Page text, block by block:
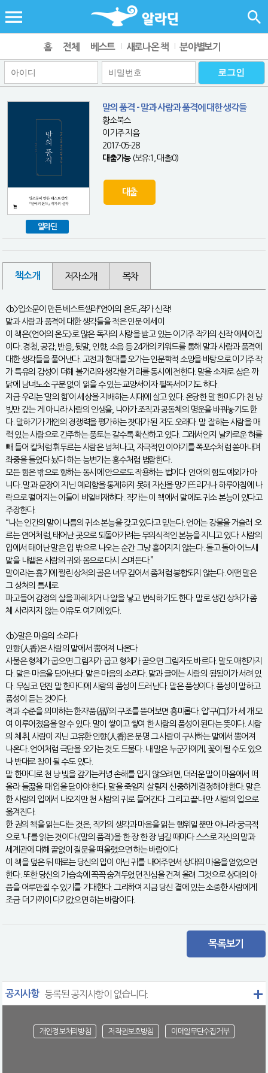
홈 전체 베스트 새로나온 책 분야별보기
알라딘
말의 품격 - 말과 사람과 품격에 대한 생각들
황소북스
이기주 지음
2017-05-28
대출가능(보유:1, 대출:0)
대출
책소개 저자소개 목차
<b>입소문이 만든 베스트셀러『언어의 온도』작가 신작!
말과 사람과 품격에 대한 생각들을 적은 인문 에세이
이 책은《언어의 온도》로 많은 독자의 사랑을 받고 있는 이기주 작가의 신작 에세이집
이다. 경청, 공감, 반응, 뒷말, 인향, 소음 등 24개의 키워드를 통해 말과 사람과 품격에
대한 생각들을 풀어낸다. 고전과 현대를 오가는 인문학적 소양을 바탕으로 이기주 작
가 특유의 감성이 더해 볼거리와 생각할 거리를 동시에 전한다. 말을 소재로 삼은 까
닭에 남녀노소 구분 없이 읽을 수 있는 교양서이자 필독서이기도 하다.
지금 우리는 ‘말의 힘’이 세상을 지배하는 시대에 살고 있다. 온당한 말 한마디가 천 냥
빚만 갚는 게 아니라 사람의 인생을, 나아가 조직과 공동체의 명운을 바꿔놓기도 한
다. 말하기가 개인의 경쟁력을 평가하는 잣대가 된 지도 오래다. 말 잘하는 사람을 매
력 있는 사람으로 간주하는 풍토는 갈수록 확산하고 있다. 그래서인지 날카로운 혀를
빼 들어 칼처럼 휘두르는 사람은 넘쳐나고, 자극적인 이야기를 폭포수처럼 쏟아내며
좌중을 들었다 놨다 하는 능변가는 홍수처럼 범람한다.
모든 힘은 밖으로 향하는 동시에 안으로도 작용하는 법이다. 언어의 힘도 예외가 아
니다. 말과 문장이 지닌 예리함을 통제하지 못해 자신을 망가뜨리거나 하루아침에 나
락으로 떨어지는 이들이 비일비재하다. 작가는 이 책에서 말에도 귀소 본능이 있다고
주장한다.
“나는 인간의 말이 나름의 귀소 본능을 갖고 있다고 믿는다. 언어는 강물을 거슬러 오
르는 연어처럼, 태어난 곳으로 되돌아가려는 무의식적인 본능을 지니고 있다. 사람의
입에서 태어난 말은 입 밖으로 나오는 순간 그냥 흩어지지 않는다. 돌고 돌아 어느새
말을 내뱉은 사람의 귀와 몸으로 다시 스며든다.”
말이라는 흉기에 찔린 상처의 골은 너무 깊어서 좀처럼 봉합되지 않는다. 어떤 말은
그 상처의 틈새로
파고들어 감정의 살을 파헤치거나 알을 낳고 번식하기도 한다. 말로 생긴 상처가 좀
체 사라지지 않는 이유도 여기에 있다.
<b>말은 마음의 소리다
인향(人香)은 사람의 말에서 뿜어져 나온다
사물은 형체가 굽으면 그림자가 굽고 형체가 곧으면 그림자도 바르다. 말도 매한가지
다. 말은 마음을 담아낸다. 말은 마음의 소리다. 말과 글에는 사람의 됨됨이가 서려 있
다. 무심코 던진 말 한마디에 사람의 품성이 드러난다. 말은 품성이다. 품성이 말하고
품성이 듣는 것이다.
격과 수준을 의미하는 한자‘품(品)’의 구조를 뜯어보면 흥미롭다. 입‘구(口)’가 세 개 모
여 이루어졌음을 알 수 있다. 말이 쌓이고 쌓여 한 사람의 품성이 된다는 뜻이다. 사람
의 체취, 사람이 지닌 고유한 인향(人香)은 분명 그 사람이 구사하는 말에서 뿜어져
나온다. 언어처럼 극단을 오가는 것도 드물다. 내 말은 누군가에게, 꽃이 될 수도 있으
나 반대로 창이 될 수도 있다.
말 한마디로 천 냥 빚을 갚기는커녕 손해를 입지 않으려면, 더러운 말이 마음에서 떠
올라 들끓을 때 입을 닫아야 한다. 말을 죽일지 살릴지 신중하게 결정해야 한다. 말은
한 사람의 입에서 나오지만 천 사람의 귀로 들어간다. 그리고 끝내 만 사람의 입으로
옮겨진다.
한 권의 책을 읽는다는 것은, 작가의 생각과 마음을 읽는 행위일 뿐만 아니라 궁극적
으로 ‘나’를 읽는 것이다.《말의 품격》을 한 장 한 장 넘길 때마다 스스로 자신의 말과
세계관에 대해 끝없이 질문을 떠올렸으면 하는 바람이다.
이 책을 덮은 뒤 때로는 당신의 입이 아닌 귀를 내어주면서 상대의 마음을 얻었으면
한다. 또한 당신의 가슴속에 꼭꼭 숨겨두었던 진심을 건져 올려 그것으로 상대의 아
픔을 어루만질 수 있기를 기대한다. 그리하여 지금 당신 곁에 있는 소중한 사람에게
조금 더 가까이 다가갔으면 하는 바람이다.
목록보기
공지사항 등록된 공지사항이 없습니다.
개인정보처리방침 저작권보호방침 이메일무단수집거부